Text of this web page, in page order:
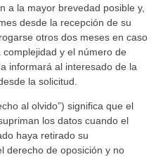
a la mayor brevedad posible y,
desde la recepción de su
otros dos meses en caso
y el número de
informará al interesado de la
la solicitud.
al olvido”) significa que el
los datos cuando el
haya retirado su
derecho de oposición y no